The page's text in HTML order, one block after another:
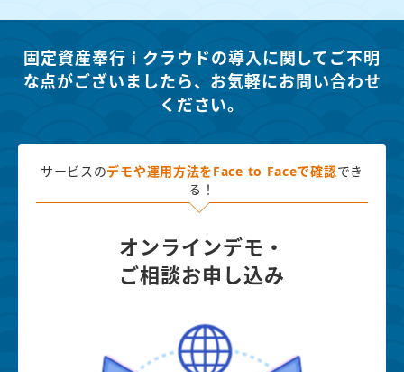
固定資産奉行ｉクラウドの導入に関してご不明
な点がございましたら、 お気軽にお問い合わせ
ください。
サービスのデモや運用方法を Face to Faceで確認でき
る！
オンラインデモ・
ご相談お申し込み